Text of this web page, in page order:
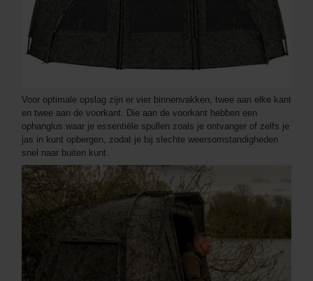
Voor optimale opslag zijn er vier binnenvakken, twee aan elke kant
en twee aan de voorkant. Die aan de voorkant hebben een
ophanglus waar je essentiële spullen zoals je ontvanger of zelfs je
jas in kunt opbergen, zodat je bij slechte weersomstandigheden
snel naar buiten kunt.